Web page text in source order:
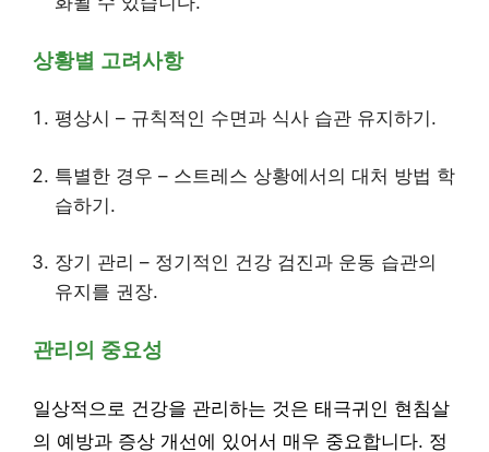
상황별 고려사항
평상시 – 규칙적인 수면과 식사 습관 유지하기.
특별한 경우 – 스트레스 상황에서의 대처 방법 학
습하기.
장기 관리 – 정기적인 건강 검진과 운동 습관의
유지를 권장.
관리의 중요성
일상적으로 건강을 관리하는 것은 태극귀인 현침살
의 예방과 증상 개선에 있어서 매우 중요합니다. 정